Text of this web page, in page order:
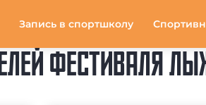
Запись в спортшколу
ФЕСТИВАЛЯ